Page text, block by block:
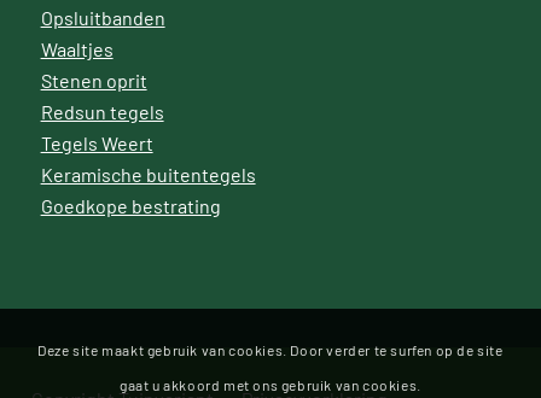
Opsluitbanden
Waaltjes
Stenen oprit
Redsun tegels
Tegels Weert
Keramische buitentegels
Goedkope bestrating
Deze site maakt gebruik van cookies. Door verder te surfen op de site
gaat u akkoord met ons gebruik van cookies.